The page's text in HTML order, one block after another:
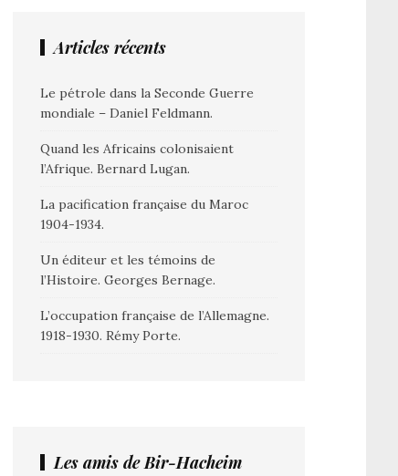
Articles récents
Le pétrole dans la Seconde Guerre
mondiale – Daniel Feldmann.
Quand les Africains colonisaient
l’Afrique. Bernard Lugan.
La pacification française du Maroc
1904-1934.
Un éditeur et les témoins de
l’Histoire. Georges Bernage.
L’occupation française de l’Allemagne.
1918-1930. Rémy Porte.
Les amis de Bir-Hacheim